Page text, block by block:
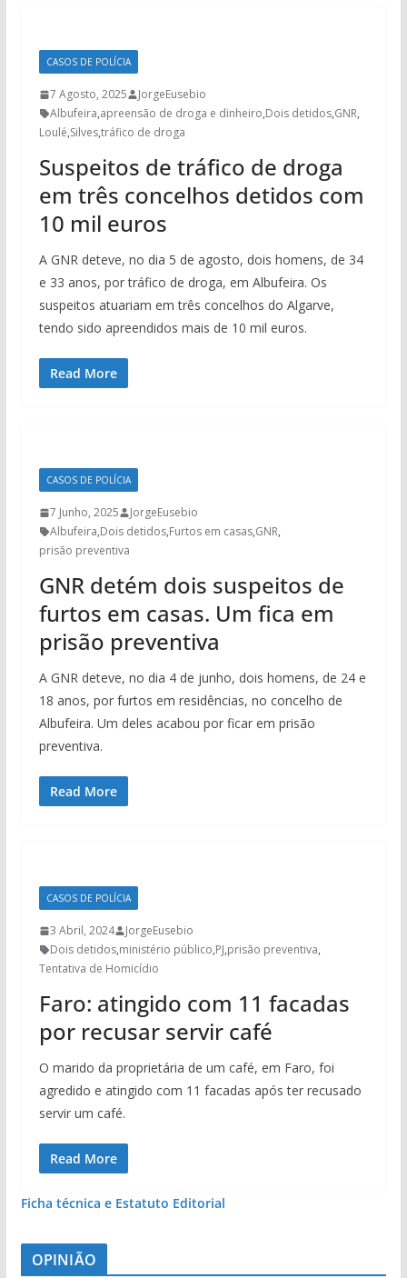
CASOS DE POLÍCIA
7 Agosto, 2025
JorgeEusebio
Albufeira,apreensão de droga e dinheiro,Dois detidos,GNR,
Loulé,Silves,tráfico de droga
Suspeitos de tráfico de droga
em três concelhos detidos com
10 mil euros
A GNR deteve, no dia 5 de agosto, dois homens, de 34
e 33 anos, por tráfico de droga, em Albufeira. Os
suspeitos atuariam em três concelhos do Algarve,
tendo sido apreendidos mais de 10 mil euros.
Read More
CASOS DE POLÍCIA
7 Junho, 2025
JorgeEusebio
Albufeira,Dois detidos,Furtos em casas,GNR,
prisão preventiva
GNR detém dois suspeitos de
furtos em casas. Um fica em
prisão preventiva
A GNR deteve, no dia 4 de junho, dois homens, de 24 e
18 anos, por furtos em residências, no concelho de
Albufeira. Um deles acabou por ficar em prisão
preventiva.
Read More
CASOS DE POLÍCIA
3 Abril, 2024
JorgeEusebio
Dois detidos,ministério público,PJ,prisão preventiva,
Tentativa de Homicídio
Faro: atingido com 11 facadas
por recusar servir café
O marido da proprietária de um café, em Faro, foi
agredido e atingido com 11 facadas após ter recusado
servir um café.
Read More
Ficha técnica e Estatuto Editorial
OPINIÃO